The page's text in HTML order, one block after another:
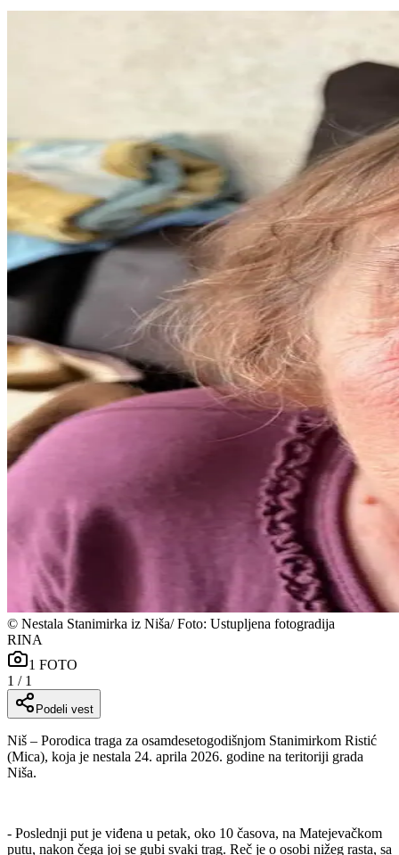
© Nestala Stanimirka iz Niša/ Foto: Ustupljena fotogradija
RINA
1 FOTO
1 / 1
Podeli vest
Niš – Porodica traga za osamdesetogodišnjom Stanimirkom Ristić
(Mica), koja je nestala 24. aprila 2026. godine na teritoriji grada
Niša.
- Poslednji put je viđena u petak, oko 10 časova, na Matejevačkom
putu, nakon čega joj se gubi svaki trag. Reč je o osobi nižeg rasta, sa